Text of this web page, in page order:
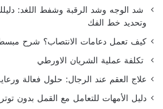
شد الوجه وشد الرقبة وشفط اللغد:
وتحديد خط الفك
كيف تعمل دعامات الانتصاب؟ شرح مبسط
تكلفة عملية الشريان الاورطي
علاج العقم عند الرجال: حلول فعالة
دليل الأمهات للتعامل مع القمل بدون